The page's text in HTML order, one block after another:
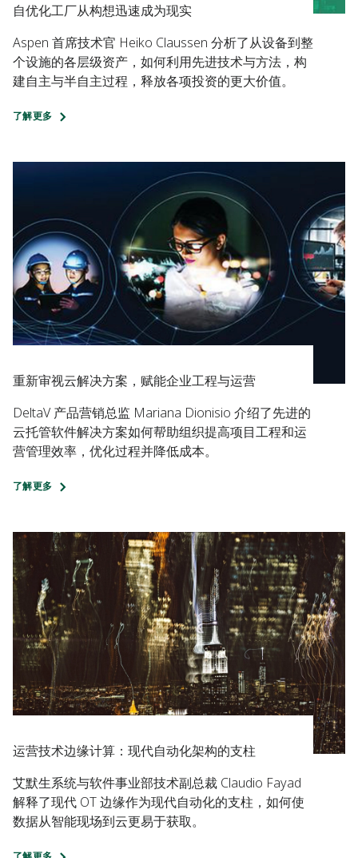
自优化工厂从构想迅速成为现实
Aspen 首席技术官 Heiko Claussen 分析了从设备到整
个设施的各层级资产，如何利用先进技术与方法，构
建自主与半自主过程，释放各项投资的更大价值。
了解更多
重新审视云解决方案，赋能企业工程与运营
DeltaV 产品营销总监 Mariana Dionisio 介绍了先进的
云托管软件解决方案如何帮助组织提高项目工程和运
营管理效率，优化过程并降低成本。
了解更多
运营技术边缘计算：现代自动化架构的支柱
艾默生系统与软件事业部技术副总裁 Claudio Fayad
解释了现代 OT 边缘作为现代自动化的支柱，如何使
数据从智能现场到云更易于获取。